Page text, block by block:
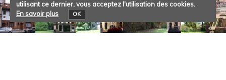
utilisant ce dernier, vous acceptez l'utilisation des cookies.
En savoir plus
OK